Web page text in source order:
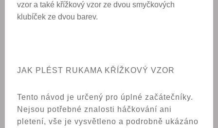
vzor a také křížkový vzor ze dvou smyčkových
klubíček ze dvou barev.
JAK PLÉST RUKAMA KŘÍŽKOVÝ VZOR
Tento návod je určený pro úplné začátečníky.
Nejsou potřebné znalosti háčkování ani
pletení, vše je vysvětleno a podrobně ukázáno